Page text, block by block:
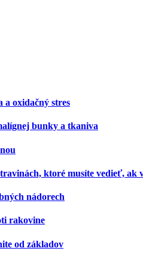
a oxidačný stres
bunky a tkaniva
ktoré musíte vedieť, ak
nádorech
rakovine
od základov